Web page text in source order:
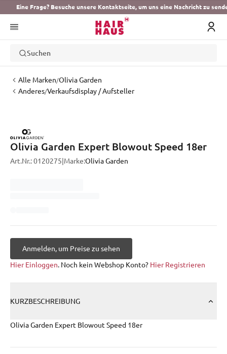
Eine Frage? Besuche unsere Kontaktseite, um uns eine Nachricht zu
Suchen
Alle Marken/Olivia Garden
Anderes/Verkaufsdisplay / Aufsteller
Olivia Garden Expert Blowout Speed 18er
Art.Nr.:0120275 Marke:Olivia Garden
Anmelden, um Preise zu sehen
Hier Einloggen. Noch kein Webshop Konto? Hier Registrieren
KURZBESCHREIBUNG
Olivia Garden Expert Blowout Speed 18er